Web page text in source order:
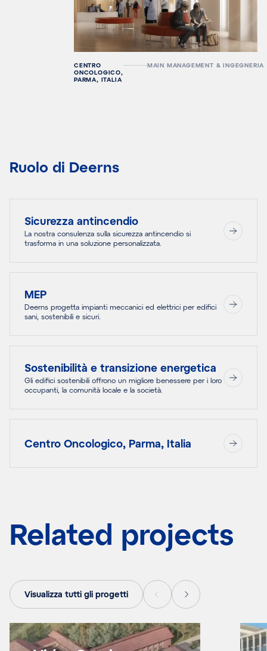
CENTRO
ONCOLOGICO,
PARMA, ITALIA
MAIN MANAGEMENT & INGEGNERIA
Ruolo di Deerns
Sicurezza antincendio
La nostra consulenza sulla sicurezza antincendio si
trasforma in una soluzione personalizzata.
MEP
Deerns progetta impianti meccanici ed elettrici per edifici
sani, sostenibili e sicuri.
Sostenibilità e transizione energetica
Gli edifici sostenibili offrono un migliore benessere per i loro
occupanti, la comunità locale e la società.
Centro Oncologico, Parma, Italia
Related projects
Visualizza tutti gli progetti